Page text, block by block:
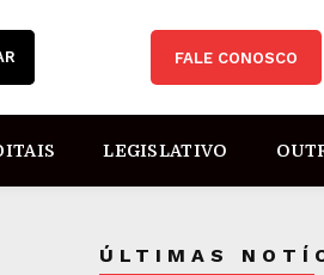
FALE CONOSCO
LEGISLATIVO
ÚLTIMAS